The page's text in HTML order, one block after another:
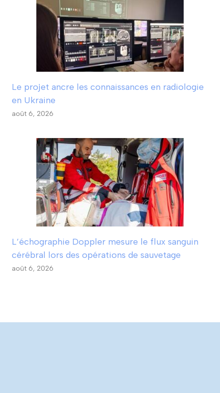
Le projet ancre les connaissances en radiologie
en Ukraine
août 6, 2026
L’échographie Doppler mesure le flux sanguin
cérébral lors des opérations de sauvetage
août 6, 2026